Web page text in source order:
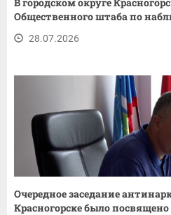
Общественного штаба по
28.07.2026
Очередное заседание
Красногорске было